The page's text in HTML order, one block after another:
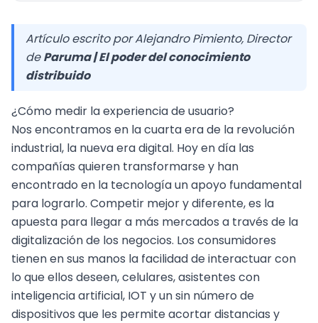
Artículo escrito por Alejandro Pimiento, Director
deParuma | El poder del conocimiento
distribuido
¿Cómo medir la experiencia de usuario?
Nos encontramos en la cuarta era de la revolución
industrial, la nueva era digital. Hoy en día las
compañías quieren transformarse y han
encontrado en la tecnología un apoyo fundamental
para lograrlo. Competir mejor y diferente, es la
apuesta para llegar a más mercados a través de la
digitalización de los negocios. Los consumidores
tienen en sus manos la facilidad de interactuar con
lo que ellos deseen, celulares, asistentes con
inteligencia artificial, IOT y un sin número de
dispositivos que les permite acortar distancias y